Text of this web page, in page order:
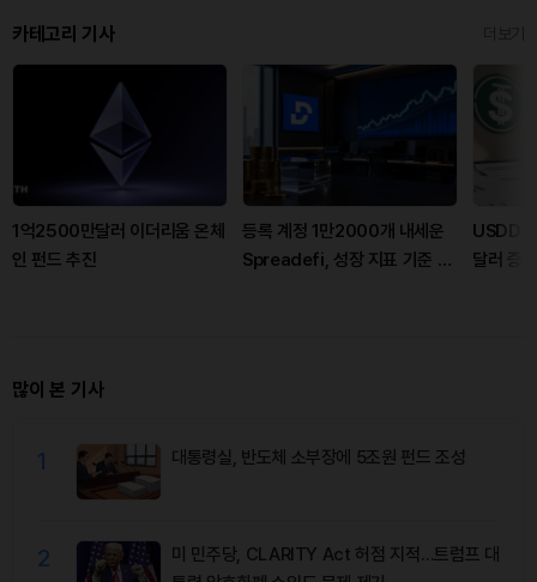
카테고리 기사
1억2500만달러 이더리움 온체
인 펀드 추진
등록 계정 1만2000개 내세운
Spreadefi, 성장 지표 기준 제
USDD
달러 증가
많이 본 기사
1 대통령실, 반도체 소부장에 5조원 펀드 조성
2
미 민주당, CLARITY Act 허점 지적…트럼프 대